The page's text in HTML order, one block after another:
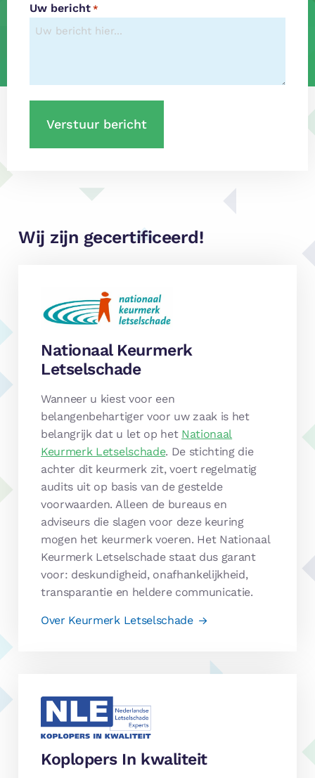
Uw bericht *
Wij zijn gecertificeerd!
Nationaal Keurmerk
Letselschade
Wanneer u kiest voor een
belangenbehartiger voor uw zaak is het
belangrijk dat u let op het Nationaal
Keurmerk Letselschade. De stichting die
achter dit keurmerk zit, voert regelmatig
audits uit op basis van de gestelde
voorwaarden. Alleen de bureaus en
adviseurs die slagen voor deze keuring
mogen het keurmerk voeren. Het Nationaal
Keurmerk Letselschade staat dus garant
voor: deskundigheid, onafhankelijkheid,
transparantie en heldere communicatie.
Over Keurmerk Letselschade
Koplopers In kwaliteit